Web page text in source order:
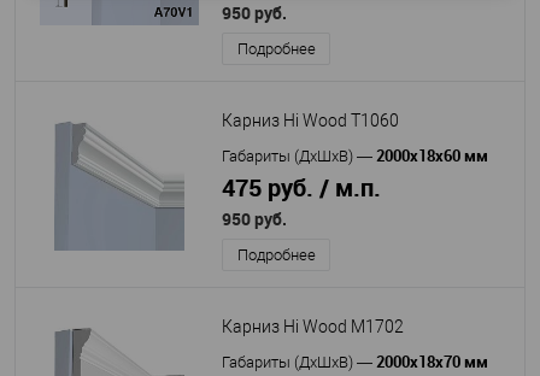
950 руб.
Подробнее
Карниз Hi Wood T1060
Габариты (ДхШхВ) — 2000x18x60 мм
475 руб. / м.п.
950 руб.
Подробнее
Карниз Hi Wood M1702
Габариты (ДхШхВ) — 2000x18x70 мм